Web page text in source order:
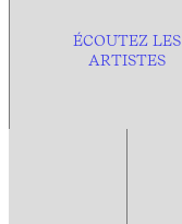
ÉCOUTEZ LES
ARTISTES